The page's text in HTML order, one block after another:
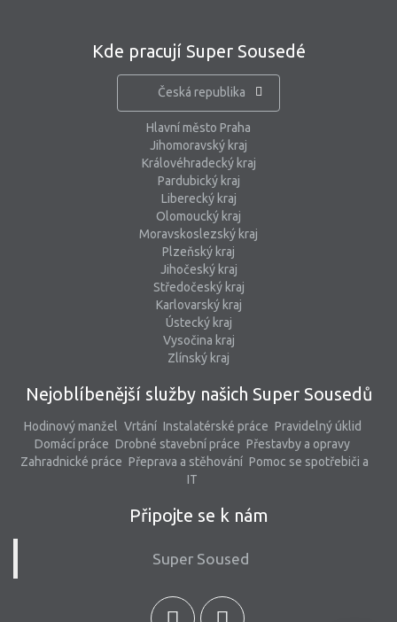
Kde pracují Super Sousedé
Česká republika
Hlavní město Praha
Jihomoravský kraj
Královéhradecký kraj
Pardubický kraj
Liberecký kraj
Olomoucký kraj
Moravskoslezský kraj
Plzeňský kraj
Jihočeský kraj
Středočeský kraj
Karlovarský kraj
Ústecký kraj
Vysočina kraj
Zlínský kraj
Nejoblíbenější služby našich Super Sousedů
Hodinový manžel Vrtání Instalatérské práce Pravidelný úklid
Domácí práce Drobné stavební práce Přestavby a opravy
Zahradnické práce Přeprava a stěhování Pomoc se spotřebiči a
IT
Připojte se k nám
Super Soused